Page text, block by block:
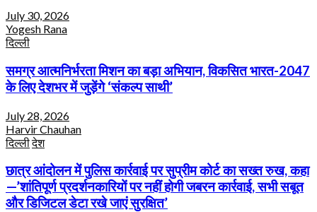
July 30, 2026
Yogesh Rana
दिल्ली
समग्र आत्मनिर्भरता मिशन का बड़ा अभियान, विकसित भारत-2047
के लिए देशभर में जुड़ेंगे ‘संकल्प साथी’
July 28, 2026
Harvir Chauhan
दिल्लीदेश
छात्र आंदोलन में पुलिस कार्रवाई पर सुप्रीम कोर्ट का सख्त रुख, कहा
—’शांतिपूर्ण प्रदर्शनकारियों पर नहीं होगी जबरन कार्रवाई, सभी सबूत
और डिजिटल डेटा रखे जाएं सुरक्षित’